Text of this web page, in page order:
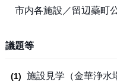
市内各施設／留辺蘂町
議題等
施設見学（金華浄水